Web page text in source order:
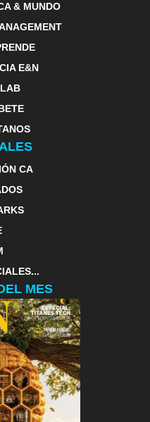
& MUNDO
E&N
CA
MES